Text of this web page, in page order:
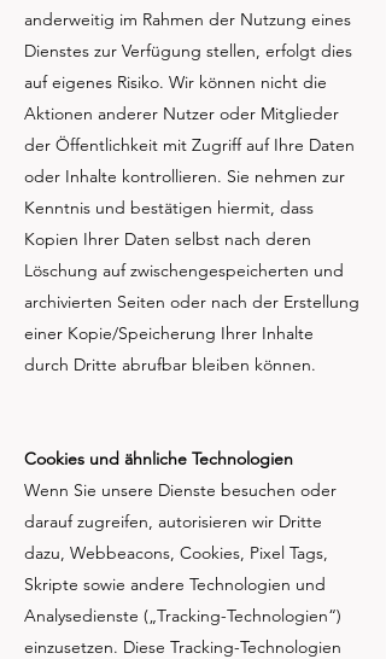
anderweitig im Rahmen der Nutzung eines
Dienstes zur Verfügung stellen, erfolgt dies
auf eigenes Risiko. Wir können nicht die
Aktionen anderer Nutzer oder Mitglieder
der Öffentlichkeit mit Zugriff auf Ihre Daten
oder Inhalte kontrollieren. Sie nehmen zur
Kenntnis und bestätigen hiermit, dass
Kopien Ihrer Daten selbst nach deren
Löschung auf zwischengespeicherten und
archivierten Seiten oder nach der Erstellung
einer Kopie/Speicherung Ihrer Inhalte
durch Dritte abrufbar bleiben können.
Cookies und ähnliche Technologien
Wenn Sie unsere Dienste besuchen oder
darauf zugreifen, autorisieren wir Dritte
dazu, Webbeacons, Cookies, Pixel Tags,
Skripte sowie andere Technologien und
Analysedienste („Tracking-Technologien“)
einzusetzen. Diese Tracking-Technologien